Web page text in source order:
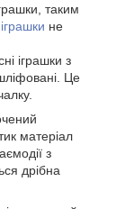
таким
не
іграшки з
Це
матеріал
з
дрібна